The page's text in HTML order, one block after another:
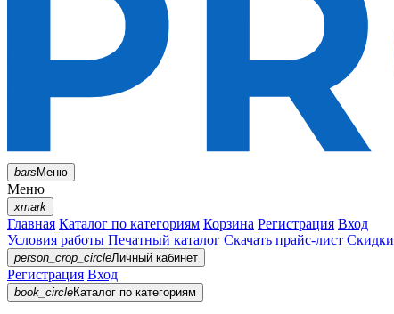
barsМеню
Меню
xmark
Главная Каталог по категориям Корзина Регистрация Вход
Условия работы Печатный каталог Скачать прайс-лист Скидки
person_crop_circleЛичный кабинет
Регистрация Вход
book_circleКаталог по категориям